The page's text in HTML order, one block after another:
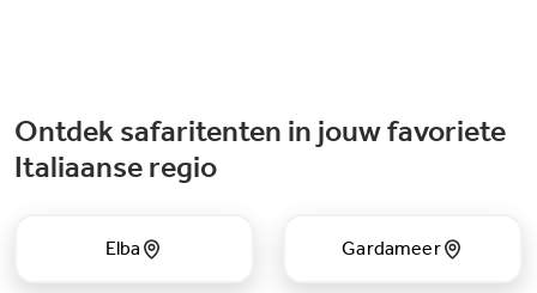
Ontdek safaritenten in jouw favoriete
Italiaanse regio
Elba Gardameer